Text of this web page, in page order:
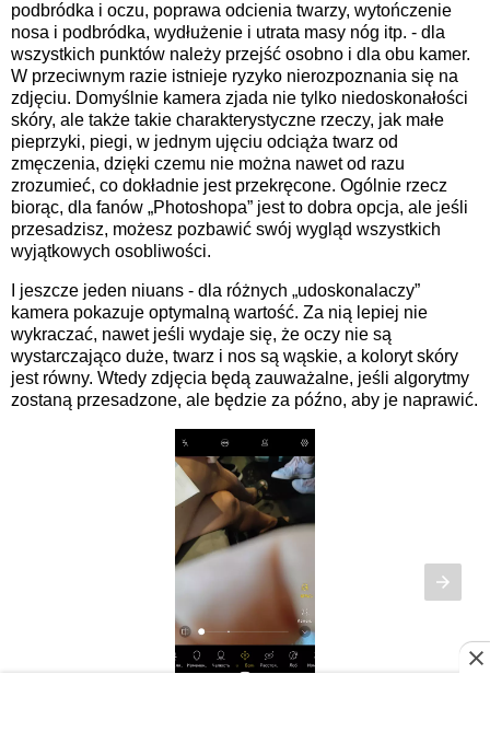
podbródka i oczu, poprawa odcienia twarzy, wytończenie
nosa i podbródka, wydłużenie i utrata masy nóg itp. - dla
wszystkich punktów należy przejść osobno i dla obu kamer.
W przeciwnym razie istnieje ryzyko nierozpoznania się na
zdjęciu. Domyślnie kamera zjada nie tylko niedoskonałości
skóry, ale także takie charakterystyczne rzeczy, jak małe
pieprzyki, piegi, w jednym ujęciu odciąża twarz od
zmęczenia, dzięki czemu nie można nawet od razu
zrozumieć, co dokładnie jest przekręcone. Ogólnie rzecz
biorąc, dla fanów „Photoshopa” jest to dobra opcja, ale jeśli
przesadzisz, możesz pozbawić swój wygląd wszystkich
wyjątkowych osobliwości.
I jeszcze jeden niuans - dla różnych „udoskonalaczy”
kamera pokazuje optymalną wartość. Za nią lepiej nie
wykraczać, nawet jeśli wydaje się, że oczy nie są
wystarczająco duże, twarz i nos są wąskie, a koloryt skóry
jest równy. Wtedy zdjęcia będą zauważalne, jeśli algorytmy
zostaną przesadzone, ale będzie za późno, aby je naprawić.